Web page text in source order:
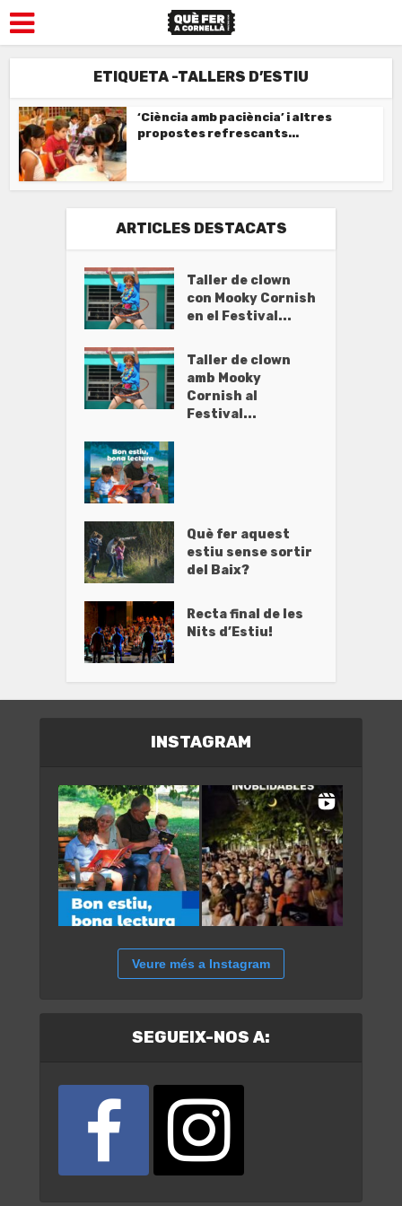
ETIQUETA -TALLERS D’ESTIU
‘Ciència amb paciència’ i altres
propostes refrescants...
ARTICLES DESTACATS
Taller de clown
con Mooky Cornish
en el Festival...
Taller de clown
amb Mooky
Cornish al
Festival...
Què fer aquest
estiu sense sortir
del Baix?
Recta final de les
Nits d’Estiu!
INSTAGRAM
Veure més a Instagram
SEGUEIX-NOS A: